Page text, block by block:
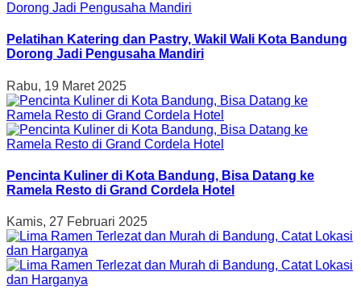
Pelatihan Katering dan Pastry, Wakil Wali Kota Bandung
Dorong Jadi Pengusaha Mandiri
Rabu, 19 Maret 2025
Pencinta Kuliner di Kota Bandung, Bisa Datang ke
Ramela Resto di Grand Cordela Hotel
Kamis, 27 Februari 2025